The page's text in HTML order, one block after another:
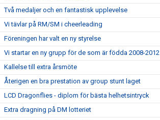
Två medaljer och en fantastisk upplevelse
Vi tävlar på RM/SM i cheerleading
Föreningen har valt en ny styrelse
Vi startar en ny grupp för de som är födda 2008-2012
Kallelse till extra årsmöte
Återigen en bra prestation av group stunt laget
LCD Dragonflies - diplom för bästa helhetsintryck
Extra dragning på DM lotteriet